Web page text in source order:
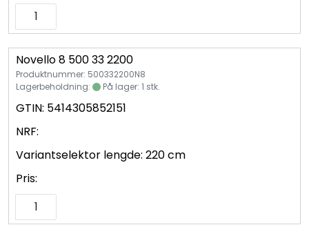
Novello 8 500 33 2200
Produktnummer: 500332200N8
Lagerbeholdning:
På lager: 1 stk.
GTIN: 5414305852151
NRF:
Variantselektor lengde: 220 cm
Pris: